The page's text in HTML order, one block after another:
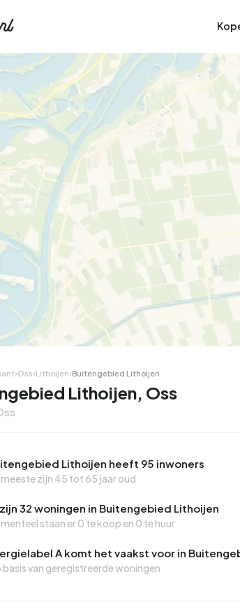
›Oss›Lithoijen›Buitengebied Lithoijen
Lithoijen, Oss
Lithoijen heeft 95 inwoners
meeste zijn 45 tot 65 jaar oud
32 woningen in Buitengebied Lithoijen
staan er0 te koop en 0 te huur
A komt het vaakst voor in
basis van geregistreerde woningen